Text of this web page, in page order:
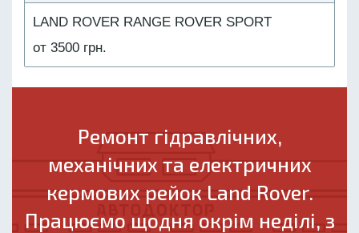
LAND ROVER RANGE ROVER SPORT
от 3500 грн.
Ремонт гідравлічних,
механічних та електричних
кермових рейок Land Rover.
Працюємо щодня окрім неділі, з